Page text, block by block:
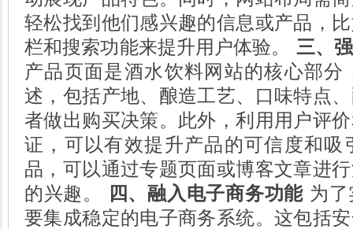
轻松找到他们感兴趣的信息或产品，
栏和搜索功能来提升用户体验。 三、
产品页面是酒水饮料网站的核心部分
述，包括产地、酿造工艺、口味特点
者做出购买决策。此外，利用用户评
证，可以有效提升产品的可信度和吸
品，可以通过专题页面或博客文章进
的兴趣。
四、融入电子商务功能 为
要集成稳定的电子商务系统。这包括